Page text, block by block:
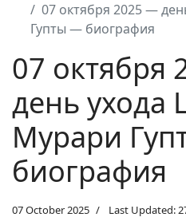
07 октября 2025 —
Гупты — биография
07 октября
день ухода
Мурари
биография
07 October 2025 Last Updated: